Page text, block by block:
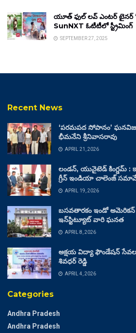
యూత్ ఫుల్ లవ్ ఎంటర్ టైనర్
SunNXT ఓటీటీలో స్ట్రీమింగ్
SEPTEMBER 27, 2025
Recent News
‘పరమపద సోపానం’
భీమనేని శ్రీనివాసరావు
APRIL 21, 2026
లండన్, యునైటెడ్ కింగ్డమ్
గ్రీన్ ఇండియా చాలెంజ్
APRIL 19, 2026
బసవతారకం ఇండో అమెరికన్
ఇన్‌స్టిట్యూట్ వారి ఘనత
APRIL 8, 2026
అక్షయ విద్యా ఫౌండేషన్
శివధర్ రెడ్డి
APRIL 4, 2026
Categories
Andhra Pradesh
Andhra Pradesh